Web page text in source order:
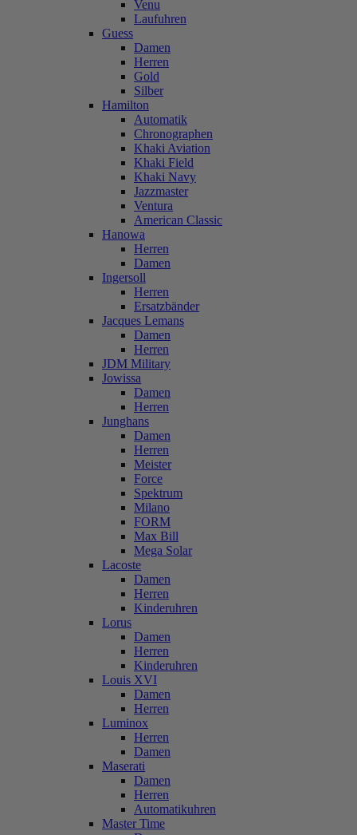
Venu
Laufuhren
Guess
Damen
Herren
Gold
Silber
Hamilton
Automatik
Chronographen
Khaki Aviation
Khaki Field
Khaki Navy
Jazzmaster
Ventura
American Classic
Hanowa
Herren
Damen
Ingersoll
Herren
Ersatzbänder
Jacques Lemans
Damen
Herren
JDM Military
Jowissa
Damen
Herren
Junghans
Damen
Herren
Meister
Force
Spektrum
Milano
FORM
Max Bill
Mega Solar
Lacoste
Damen
Herren
Kinderuhren
Lorus
Damen
Herren
Kinderuhren
Louis XVI
Damen
Herren
Luminox
Herren
Damen
Maserati
Damen
Herren
Automatikuhren
Master Time